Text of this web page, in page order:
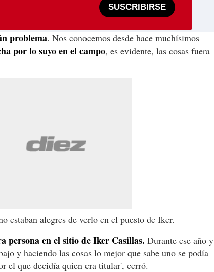
SUSCRIBIRSE
problema. Nos conocemos desde hace muchísimos
por lo suyo en el campo, es evidente, las cosas fuera
estaban alegres de verlo en el puesto de Iker.
persona en el sitio de Iker Casillas. Durante ese año y
y haciendo las cosas lo mejor que sabe uno se podía
el que decidía quien era titular', cerró.